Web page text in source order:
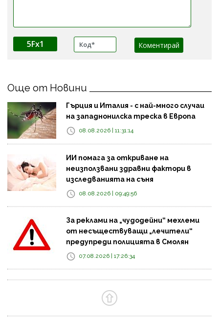
5Fx1
Още от Новини
Гърция и Италия - с най-много случаи
на западнонилска треска в Европа
08.08.2026 | 11:31:14
ИИ помага за откриване на
неизползвани здравни фактори в
изследванията на съня
08.08.2026 | 09:49:56
За реклами на „чудодейни“ мехлеми
от несъществуващи „лечители“
предупреди полицията в Смолян
07.08.2026 | 17:26:34